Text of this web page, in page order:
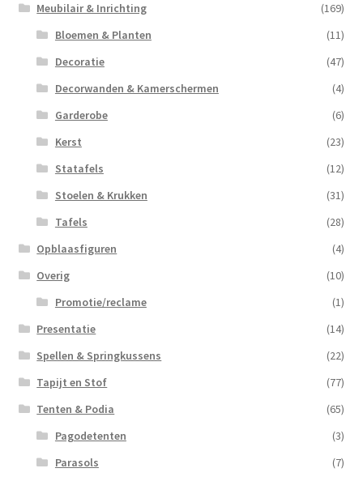
Meubilair & Inrichting
(169)
Bloemen & Planten
(11)
Decoratie
(47)
Decorwanden & Kamerschermen
(4)
Garderobe
(6)
Kerst
(23)
Statafels
(12)
Stoelen & Krukken
(31)
Tafels
(28)
Opblaasfiguren
(4)
Overig
(10)
Promotie/reclame
(1)
Presentatie
(14)
Spellen & Springkussens
(22)
Tapijt en Stof
(77)
Tenten & Podia
(65)
Pagodetenten
(3)
Parasols
(7)